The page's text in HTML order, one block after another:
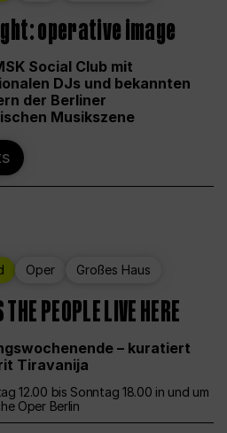
operative image
Social Club mit
DJs und bekannten
der Berliner
Musikszene
Oper Großes Haus
PEOPLE LIVE HERE
– kuratiert
Tiravanija
12.00 bis Sonntag 18.00 in und um
Oper Berlin